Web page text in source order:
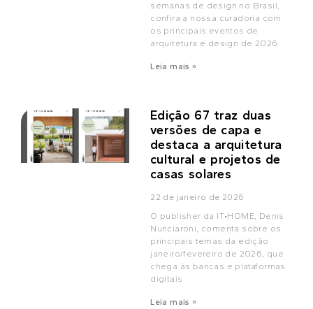
semanas de design no Brasil,
confira a nossa curadoria com
os principais eventos de
arquitetura e design de 2026
Leia mais »
Edição 67 traz duas
versões de capa e
destaca a arquitetura
cultural e projetos de
casas solares
22 de janeiro de 2026
O publisher da IT•HOME, Denis
Nunciaroni, comenta sobre os
principais temas da edição
janeiro/fevereiro de 2026, que
chega às bancas e plataformas
digitais
Leia mais »